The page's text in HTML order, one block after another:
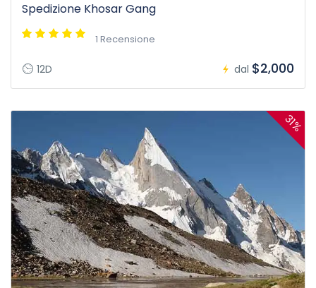
Spedizione Khosar Gang
1 Recensione
12D dal $2,000
31%